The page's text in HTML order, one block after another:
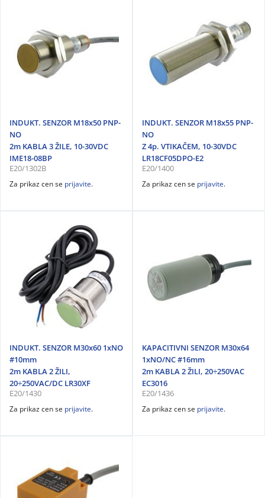
INDUKT. SENZOR M18x50 PNP-
NO
2m KABLA 3 ŽILE, 10-30VDC
IME18-08BP
E20/1302B
Za prikaz cen se prijavite.
INDUKT. SENZOR M18x55 PNP-
NO
Z 4p. VTIKAČEM, 10-30VDC
LR18CF05DPO-E2
E20/1400
Za prikaz cen se prijavite.
INDUKT. SENZOR M30x60 1xNO
#10mm
2m KABLA 2 ŽILI,
20÷250VAC/DC LR30XF
E20/1430
Za prikaz cen se prijavite.
KAPACITIVNI SENZOR M30x64
1xNO/NC #16mm
2m KABLA 2 ŽILI, 20÷250VAC
EC3016
E20/1436
Za prikaz cen se prijavite.